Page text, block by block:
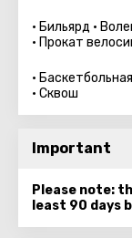
• Бильярд •
• Прокат
•
• Сквош
Important
Please note:
least 90 days